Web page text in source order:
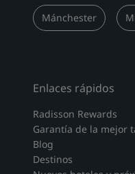
Mánchester
Enlaces rápidos
Radisson Rewards
Garantía de la mejor
Blog
Destinos